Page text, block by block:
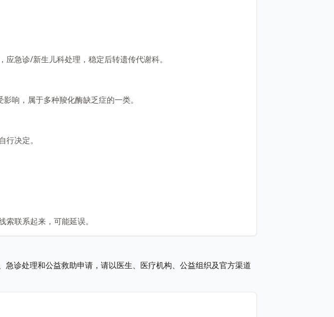
急诊/新生儿科处理，稳定后转遗传代谢科。
响，属于多种羧化酶缺乏症的一类。
决定。
联系起来，可能延误。
诊处理和公益救助申请，请以医生、医疗机构、公益组织及官方渠道